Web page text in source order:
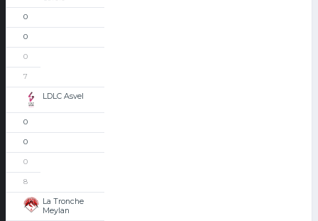
0
0
0
7
LDLC Asvel
0
0
0
8
La Tronche
Meylan